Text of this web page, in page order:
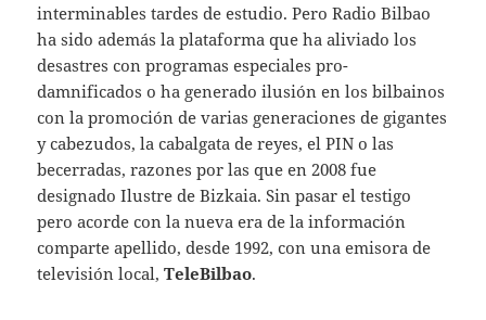
interminables tardes de estudio. Pero Radio Bilbao
ha sido además la plataforma que ha aliviado los
desastres con programas especiales pro-
damnificados o ha generado ilusión en los bilbainos
con la promoción de varias generaciones de gigantes
y cabezudos, la cabalgata de reyes, el PIN o las
becerradas, razones por las que en 2008 fue
designado Ilustre de Bizkaia. Sin pasar el testigo
pero acorde con la nueva era de la información
comparte apellido, desde 1992, con una emisora de
televisión local,TeleBilbao.